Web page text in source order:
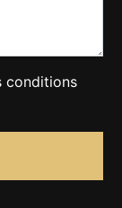
conditions